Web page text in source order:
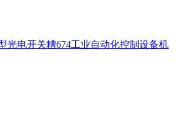
光电开关糟674工业自动化控制设备机